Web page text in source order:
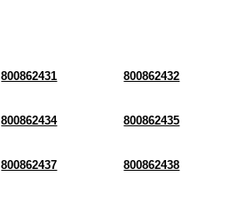
800862431 800862432
800862434 800862435
800862437 800862438